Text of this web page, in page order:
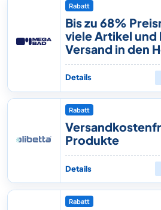
Rabatt
Bis zu 68%
viele Artikel
Versand in den
Details
Rabatt
Produkte
Details
Rabatt